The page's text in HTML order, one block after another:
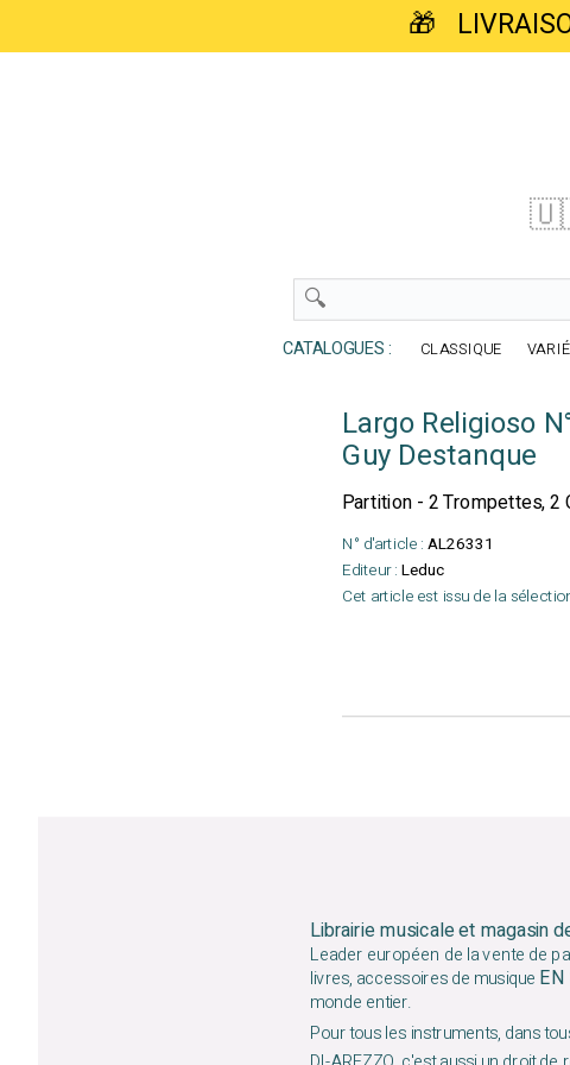
🎁
CATALOGUES : CLASSIQUE
Largo Religioso
Guy Destanque
Partition - 2 Trompettes, 2
N° d'article : AL26331
Editeur : Leduc
Cet article est issu de la
Librairie musicale et magasin
Leader européen de la vente de
livres, accessoires de musique EN
monde entier.
Pour tous les instruments, dans